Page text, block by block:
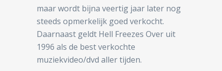
maar wordt bijna veertig jaar later nog
steeds opmerkelijk goed verkocht.
Daarnaast geldt Hell Freezes Over uit
1996 als de best verkochte
muziekvideo/dvd aller tijden.